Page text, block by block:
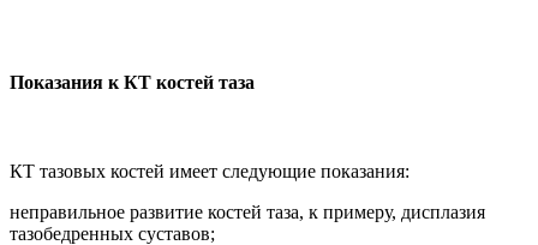
Показания к КТ костей таза
КТ тазовых костей имеет следующие показания:
неправильное развитие костей таза, к примеру, дисплазия
тазобедренных суставов;